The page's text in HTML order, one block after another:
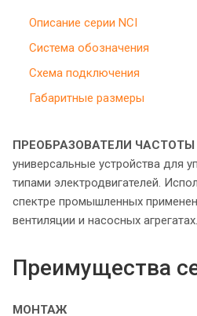
Описание серии NCI
Система обозначения
Схема подключения
Габаритные размеры
ПРЕОБРАЗОВАТЕЛИ ЧАСТОТЫ
универсальные устройства для
типами электродвигателей.
спектре промышленных
вентиляции и насосных агрегатах.
Преимущества
МОНТАЖ